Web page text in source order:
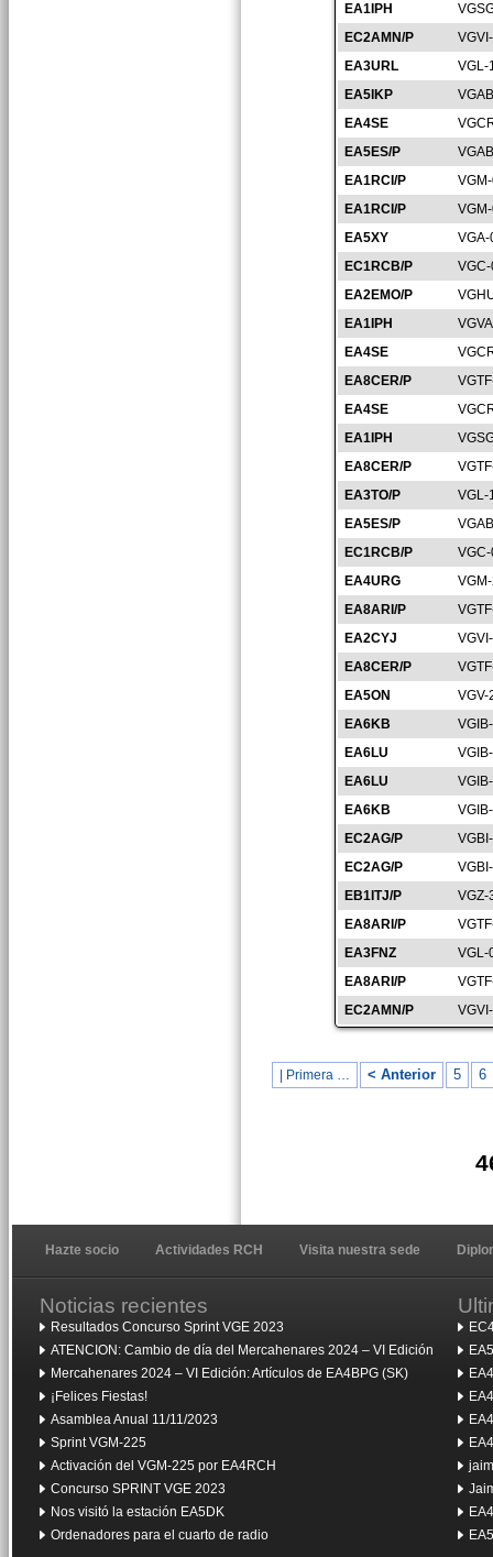
EA1IPH
EC2AMN/P
EA3URL
VGL-
EA5IKP
EA4SE
EA5ES/P
EA1RCI/P
EA1RCI/P
EA5XY
EC1RCB/P
EA2EMO/P
EA1IPH
EA4SE
EA8CER/P
EA4SE
EA1IPH
EA8CER/P
EA3TO/P
VGL-
EA5ES/P
EC1RCB/P
EA4URG
EA8ARI/P
EA2CYJ
EA8CER/P
EA5ON
VGV-
EA6KB
EA6LU
EA6LU
EA6KB
EC2AG/P
EC2AG/P
EB1ITJ/P
VGZ-
EA8ARI/P
EA3FNZ
VGL-
EA8ARI/P
EC2AMN/P
| Primera … < Anterior 5 6
Hazte socio Actividades RCH Visita nuestra sede
Noticias recientes
Resultados Concurso Sprint VGE 2023
ATENCION: Cambio de día del Mercahenares 2024 – VI Edición
Mercahenares 2024 – VI Edición: Artículos de EA4BPG (SK)
¡Felices Fiestas!
Asamblea Anual 11/11/2023
Sprint VGM-225
Activación del VGM-225 por EA4RCH
Concurso SPRINT VGE 2023
Nos visitó la estación EA5DK
Ordenadores para el cuarto de radio